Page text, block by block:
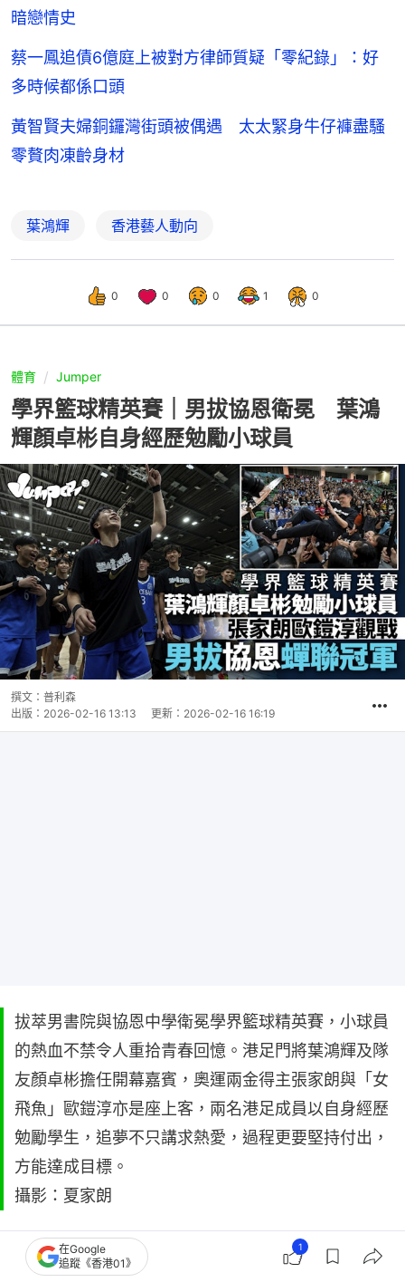
暗戀情史
蔡一鳳追債6億庭上被對方律師質疑「零紀錄」：好
多時候都係口頭
黃智賢夫婦銅鑼灣街頭被偶遇 太太緊身牛仔褲盡騷
零贅肉凍齡身材
葉鴻輝 香港藝人動向
0 0 0 1 0
體育 Jumper
學界籃球精英賽｜男拔協恩衛冕 葉鴻
輝顏卓彬自身經歷勉勵小球員
撰文： 普利森
出版： 2026-02-16 13:13 更新： 2026-02-16 16:19
拔萃男書院與協恩中學衛冕學界籃球精英賽，小球員
的熱血不禁令人重拾青春回憶。港足門將葉鴻輝及隊
友顏卓彬擔任開幕嘉賓，奧運兩金得主張家朗與「女
飛魚」歐鎧淳亦是座上客，兩名港足成員以自身經歷
勉勵學生，追夢不只講求熱愛，過程更要堅持付出，
方能達成目標。
攝影：夏家朗
在Google
追蹤《香港01》
1